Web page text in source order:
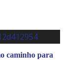
caminho para